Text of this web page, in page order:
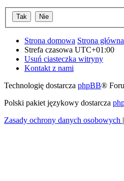
Strona domowa Strona główna
Strefa czasowa UTC+01:00
Usuń ciasteczka witryny
Kontakt z nami
Technologię dostarcza phpBB®
Polski pakiet językowy dostarcza
Zasady ochrony danych osobowych |